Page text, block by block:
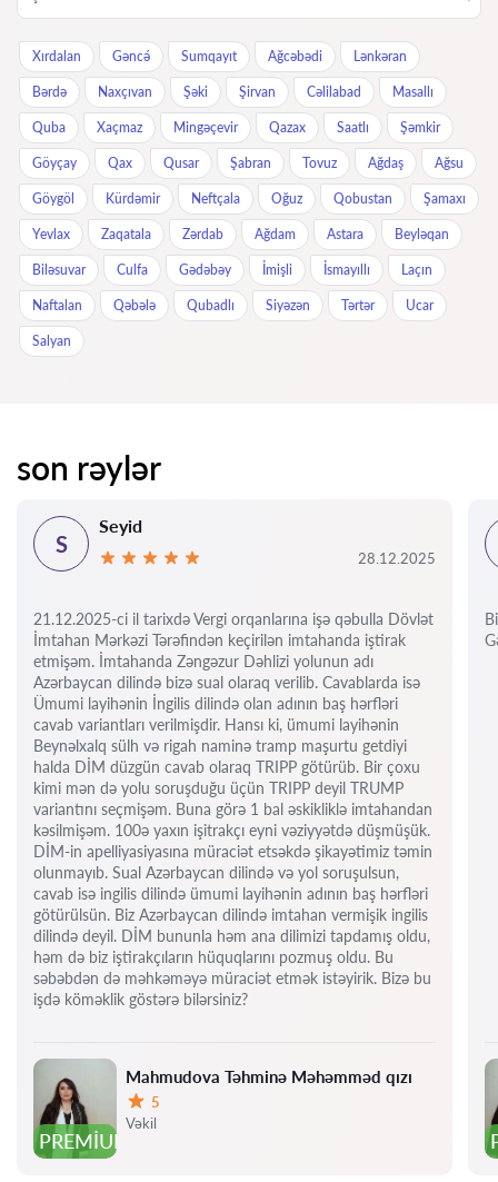
Xırdalan Gəncə́ Sumqayıt Ağcəbədi Lənkəran
Bərdə Naxçıvan Şəki Şirvan Cəlilabad Masallı
Quba Xaçmaz Mingəçevir Qazax Saatlı Şəmkir
Göyçay Qax Qusar Şabran Tovuz Ağdaş Ağsu
Göygöl Kürdəmir Neftçala Oğuz Qobustan Şamaxı
Yevlax Zaqatala Zərdab Ağdam Astara Beyləqan
Biləsuvar Culfa Gədəbəy İmişli İsmayıllı Laçın
Naftalan Qəbələ Qubadlı Siyəzən Tərtər Ucar
Salyan
son rəylər
PREMIUM
Mahmudova Təhminə Məhəmməd qızı
Qiymət:
5
Vəkil
S
Seyid
28.12.2025
21.12.2025-ci il tarixdə Vergi orqanlarına işə qəbulla Dövlət
İmtahan Mərkəzi Tərəfindən keçirilən imtahanda iştirak
etmişəm. İmtahanda Zəngəzur Dəhlizi yolunun adı
Azərbaycan dilində bizə sual olaraq verilib. Cavablarda isə
Ümumi layihənin İngilis dilində olan adının baş hərfləri
cavab variantları verilmişdir. Hansı ki, ümumi layihənin
Beynəlxalq sülh və rigah naminə tramp maşurtu getdiyi
halda DİM düzgün cavab olaraq TRIPP götürüb. Bir çoxu
kimi mən də yolu soruşduğu üçün TRIPP deyil TRUMP
variantını seçmişəm. Buna görə 1 bal əskikliklə imtahandan
kəsilmişəm. 100ə yaxın işitrakçı eyni vəziyyətdə düşmüşük.
DİM-in apelliyasiyasına müraciət etsəkdə şikayətimiz təmin
olunmayıb. Sual Azərbaycan dilində və yol soruşulsun,
cavab isə ingilis dilində ümumi layihənin adının baş hərfləri
götürülsün. Biz Azərbaycan dilində imtahan vermişik ingilis
dilində deyil. DİM bununla həm ana dilimizi tapdamış oldu,
həm də biz iştirakçıların hüquqlarını pozmuş oldu. Bu
səbəbdən də məhkəməyə müraciət etmək istəyirik. Bizə bu
işdə köməklik göstərə bilərsiniz?